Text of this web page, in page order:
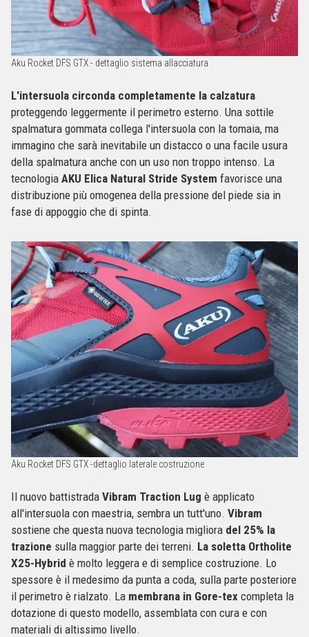
Aku Rocket DFS GTX - dettaglio sistema allacciatura
L'intersuola circonda completamente la calzatura
proteggendo leggermente il perimetro esterno. Una sottile
spalmatura gommata collega l'intersuola con la tomaia, ma
immagino che sarà inevitabile un distacco o una facile usura
della spalmatura anche con un uso non troppo intenso. La
tecnologia AKU Elica Natural Stride System favorisce una
distribuzione più omogenea della pressione del piede sia in
fase di appoggio che di spinta.
Aku Rocket DFS GTX -dettaglio laterale costruzione
Il nuovo battistrada Vibram Traction Lug è applicato
all'intersuola con maestria, sembra un tutt'uno. Vibram
sostiene che questa nuova tecnologia migliora del 25% la
trazione sulla maggior parte dei terreni. La soletta Ortholite
X25-Hybrid è molto leggera e di semplice costruzione. Lo
spessore è il medesimo da punta a coda, sulla parte posteriore
il perimetro è rialzato. La membrana in Gore-tex completa la
dotazione di questo modello, assemblata con cura e con
materiali di altissimo livello.